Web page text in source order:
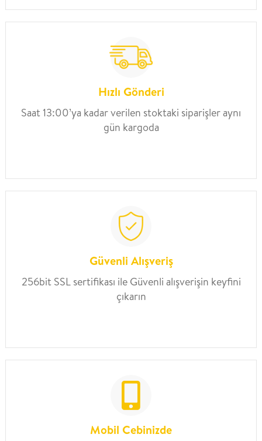
Hızlı Gönderi
Saat 13:00’ya kadar verilen stoktaki siparişler aynı
gün kargoda
Güvenli Alışveriş
256bit SSL sertifikası ile Güvenli alışverişin keyfini
çıkarın
Mobil Cebinizde